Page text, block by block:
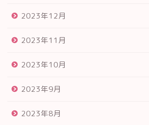
2023年12月
2023年11月
2023年10月
2023年9月
2023年8月